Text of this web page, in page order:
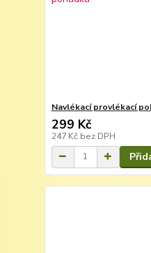
Navlékací provlékací
299 Kč
247 Kč bez DPH